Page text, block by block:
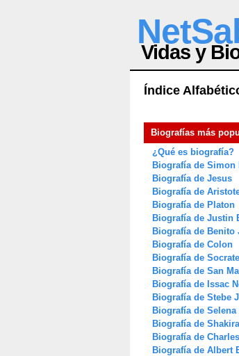
Vidas y
Índice
Biografías más
¿Qué es biografía?
Biografía de Simon
Biografía de Jesus
Biografía de
Biografía de Platon
Biografía de Justin
Biografía de Benito
Biografía de Colon
Biografía de
Biografía de San
Biografía de Issac
Biografía de Stebe
Biografía de Selena
Biografía de Shakira
Biografía de
Biografía de Albert